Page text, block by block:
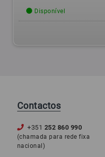
Disponível
Contactos
+351 252 860 990
(chamada para rede fixa
nacional)